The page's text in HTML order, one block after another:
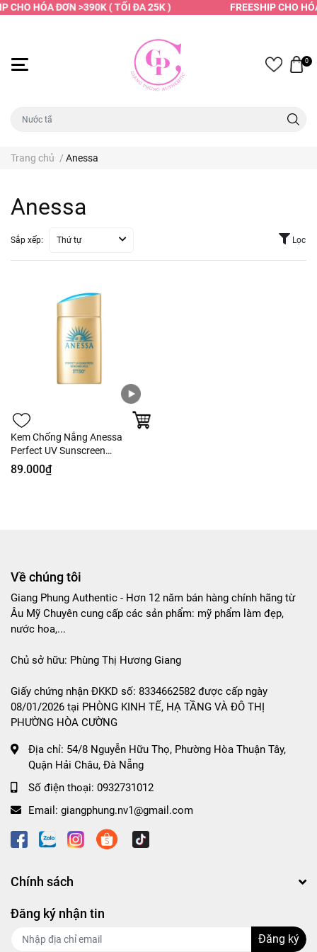
CHO HÓA ĐƠN >390K ( TỐI ĐA 25K ) FREESHIP CHO
0
Trang chủ / Anessa
Anessa
Sắp xếp: Thứ tự Lọc
Kem Chống Nắng Anessa
Perfect UV Sunscreen
SPF50+/PA++++
89.000₫
Về chúng tôi
Giang Phung Authentic - Hơn 12 năm bán hàng chính hãng từ
Âu Mỹ Chuyên cung cấp các sản phẩm: mỹ phẩm làm đẹp,
nước hoa,...
Chủ sở hữu: Phùng Thị Hương Giang
Giấy chứng nhận ĐKKD số: 8334662582 được cấp ngày
08/01/2026 tại PHÒNG KINH TẾ, HẠ TẦNG VÀ ĐÔ THỊ
PHƯỜNG HÒA CƯỜNG
Địa chỉ: 54/8 Nguyễn Hữu Thọ, Phường Hòa Thuận Tây,
Quận Hải Châu, Đà Nẵng
Số điện thoại: 0932731012
Email: giangphung.nv1@gmail.com
Chính sách
Đăng ký nhận tin
Đăng ký